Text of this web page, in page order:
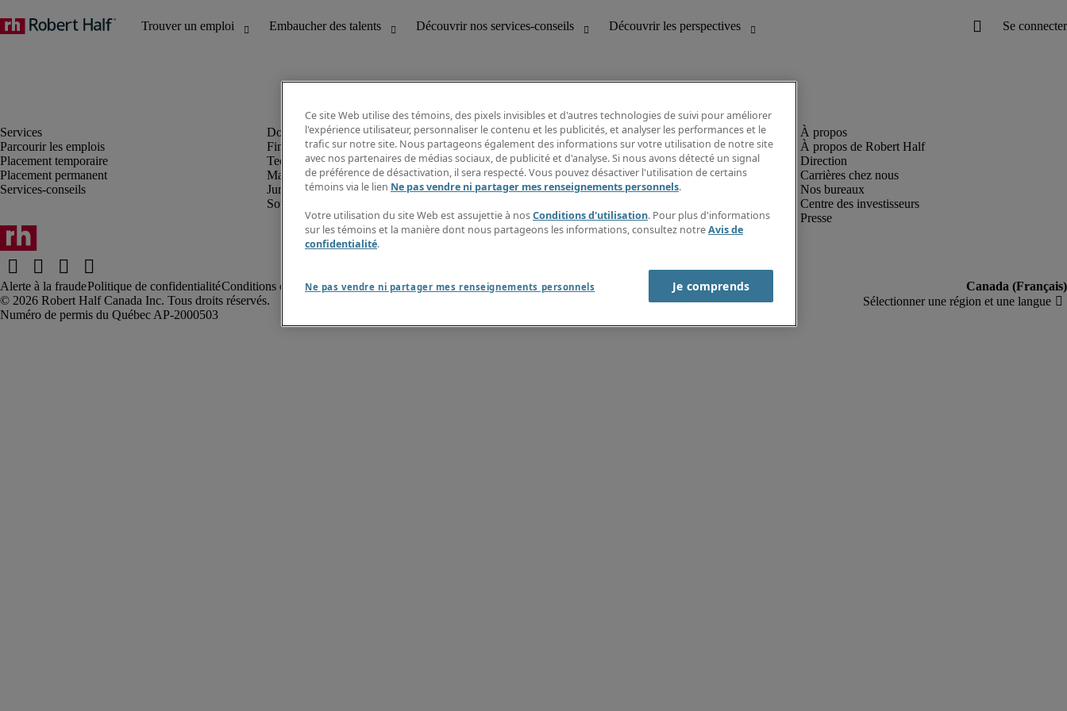
Parcourir les emplois
Placement temporaire
Placement permanent
Services-conseils
Finance et comptabilité
Technologie
Marketing et création
Juridique
Soutien administratif et à la clientèle
Découvrir les perspectives
Répertoire d’emplois
Guide salarial
Rapports de temps
Contactez-nous
À propos de Robert Half
Direction
Carrières chez nous
Nos bureaux
Centre des investisseurs
Presse
Alerte à la fraudePolitique de confidentialitéConditions d’utilisation Rapport sur l'esclavage moderne
Robert Half Canada Inc. Tous droits réservés.
Ce site Web utilise des témoins, des pixels invisibles et d'autres technologies de suivi pour améliorer
l'expérience utilisateur, personnaliser le contenu et les publicités, et analyser les performances et le
trafic sur notre site. Nous partageons également des informations sur votre utilisation de notre site
avec nos partenaires de médias sociaux, de publicité et d'analyse. Si nous avons détecté un signal
de préférence de désactivation, il sera respecté. Vous pouvez désactiver l'utilisation de certains
témoins via le lien Ne pas vendre ni partager mes renseignements personnels.
Votre utilisation du site Web est assujettie à nosConditions d'utilisation. Pour plus d'informations
sur les témoins et la manière dont nous partageons les informations, consultez notreAvis de
confidentialité.
Ne pas vendre ni partager mes renseignements personnels Je comprends